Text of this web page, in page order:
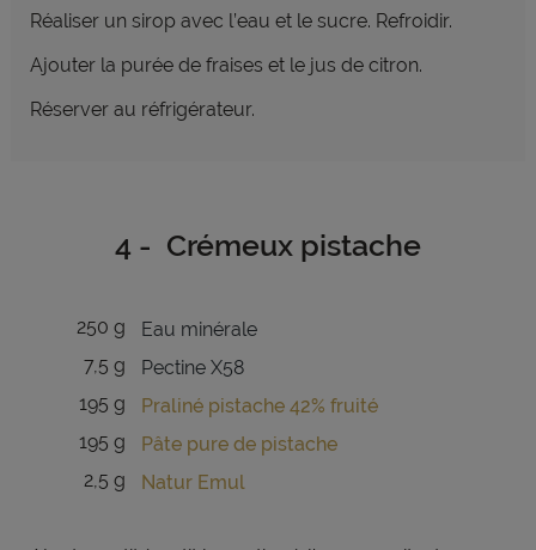
Réaliser un sirop avec l’eau et le sucre. Refroidir.
Ajouter la purée de fraises et le jus de citron.
Réserver au réfrigérateur.
4 - Crémeux pistache
250 g
Eau minérale
7,5 g
Pectine X58
195 g
Praliné pistache 42% fruité
195 g
Pâte pure de pistache
2,5 g
Natur Emul